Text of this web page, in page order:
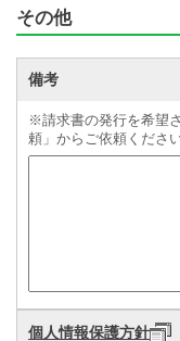
その他
備考
※請求書の発行を希望
頼」からご依頼ください
個人情報保護方針